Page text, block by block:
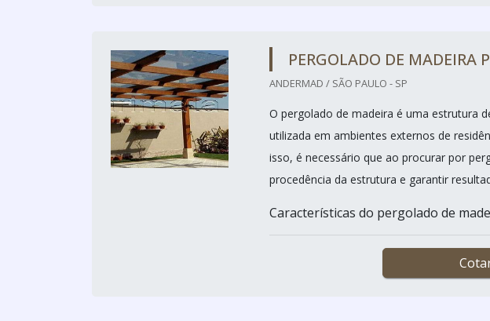
PERGOLADO DE MADEIRA
ANDERMAD / SÃO PAULO - SP
O pergolado de madeira é uma estrutura
utilizada em ambientes externos de
isso, é necessário que ao procurar por
procedência da estrutura e garantir
Características do pergolado de